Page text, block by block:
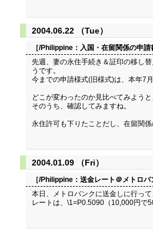
2004.06.22 （Tue）
［/Philippine： 入国・在留関係の申請
先週、妻の永住手続き＆証印の移し
うです。
今までの申請様式(旧様式)は、本年7
どこが変わったのか見比べてみよう
そのうち、確認してみますね。
永住許可も下りたことだし、在留関係
2004.01.09 （Fri）
［/Philippine： 送金レート＠メトロバ
本日、メトロバンクに送金しに行って
レートは、\1=P0.5090（10,000円で